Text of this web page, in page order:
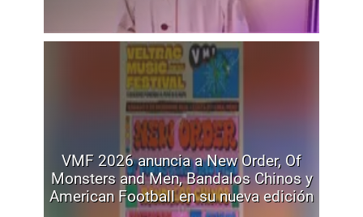
VMF 2026 anuncia a New Order, Of
Monsters and Men, Bandalos Chinos y
American Football en su nueva edición